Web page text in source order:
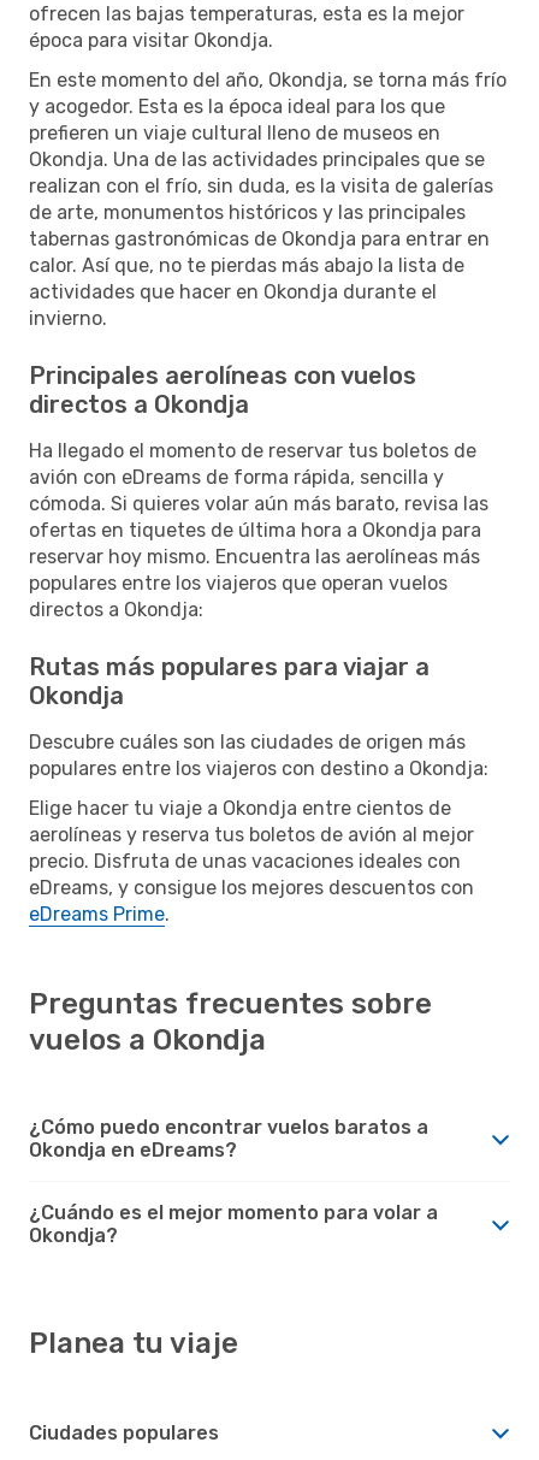
ofrecen las bajas temperaturas, esta es la mejor
época para visitar Okondja.
En este momento del año, Okondja, se torna más frío
y acogedor. Esta es la época ideal para los que
prefieren un viaje cultural lleno de museos en
Okondja. Una de las actividades principales que se
realizan con el frío, sin duda, es la visita de galerías
de arte, monumentos históricos y las principales
tabernas gastronómicas de Okondja para entrar en
calor. Así que, no te pierdas más abajo la lista de
actividades que hacer en Okondja durante el
invierno.
Principales aerolíneas con vuelos
directos a Okondja
Ha llegado el momento de reservar tus boletos de
avión con eDreams de forma rápida, sencilla y
cómoda. Si quieres volar aún más barato, revisa las
ofertas en tiquetes de última hora a Okondja para
reservar hoy mismo. Encuentra las aerolíneas más
populares entre los viajeros que operan vuelos
directos a Okondja:
Rutas más populares para viajar a
Okondja
Descubre cuáles son las ciudades de origen más
populares entre los viajeros con destino a Okondja:
Elige hacer tu viaje a Okondja entre cientos de
aerolíneas y reserva tus boletos de avión al mejor
precio. Disfruta de unas vacaciones ideales con
eDreams, y consigue los mejores descuentos con
eDreams Prime.
Preguntas frecuentes sobre
vuelos a Okondja
¿Cómo puedo encontrar vuelos baratos a
Okondja en eDreams?
¿Cuándo es el mejor momento para volar a
Okondja?
Planea tu viaje
Ciudades populares